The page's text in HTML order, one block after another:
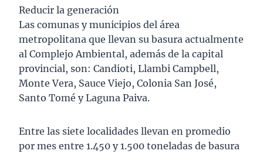
Reducir la generación
Las comunas y municipios del área
metropolitana que llevan su basura actualmente
al Complejo Ambiental, además de la capital
provincial, son: Candioti, Llambi Campbell,
Monte Vera, Sauce Viejo, Colonia San José,
Santo Tomé y Laguna Paiva.
Entre las siete localidades llevan en promedio
por mes entre 1.450 y 1.500 toneladas de basura